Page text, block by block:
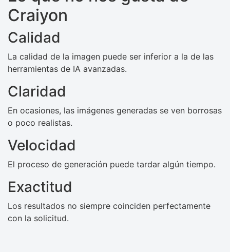
Craiyon
Calidad
La calidad de la imagen puede ser inferior a la de las
herramientas de IA avanzadas.
Claridad
En ocasiones, las imágenes generadas se ven borrosas
o poco realistas.
Velocidad
El proceso de generación puede tardar algún tiempo.
Exactitud
Los resultados no siempre coinciden perfectamente
con la solicitud.